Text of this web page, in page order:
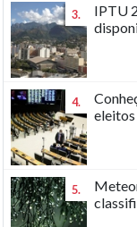
3.
IPTU
4.
eleitos
5.